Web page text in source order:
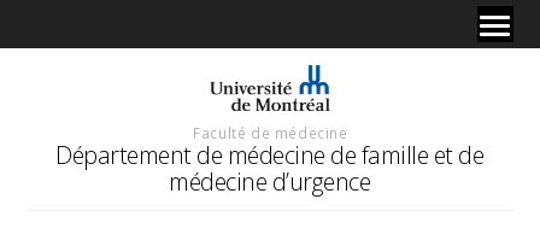
Faculté de médecine
Département de médecine de famille et de
médecine d’urgence